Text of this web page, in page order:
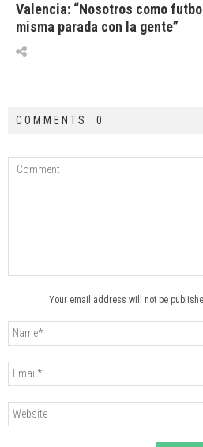
Valencia: “Nosotros como
misma parada con la gente”
COMMENTS: 0
Your email address will not be